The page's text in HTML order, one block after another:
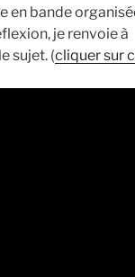
en bande
je renvoie à
sujet. (cliquer sur